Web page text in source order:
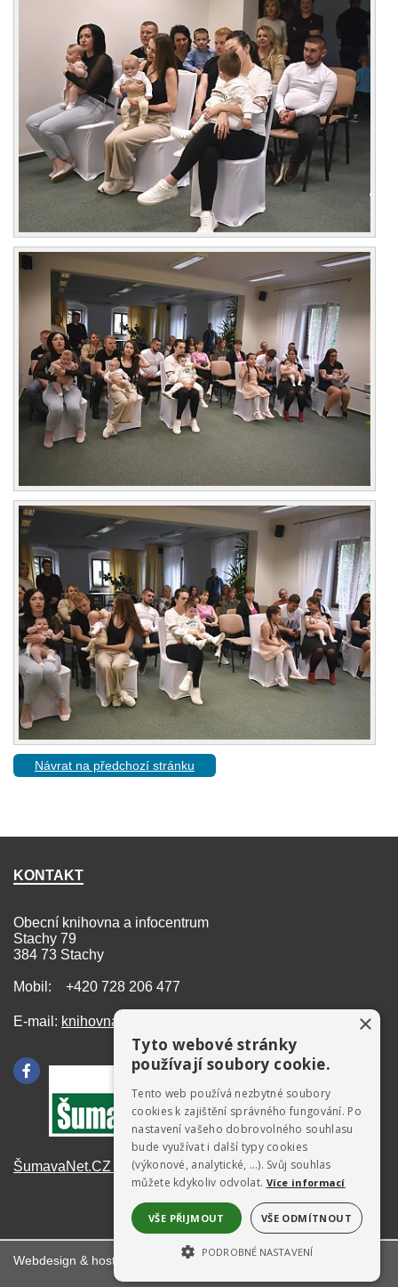
Návrat na předchozí stránku
KONTAKT
Obecní knihovna a infocentrum
Stachy 79
384 73 Stachy
Mobil: +420 728 206 477
E-mail: knihovna@stachy.net
ŠumavaNet.CZ - informace o regionu
Webdesign & hosting: ŠumavaNet.CZ
×
Tyto webové stránky
používají soubory cookie.
Tento web používá nezbytné soubory
cookies k zajištění správného fungování. Po
nastavení vašeho dobrovolného souhlasu
bude využívat i další typy cookies
(výkonové, analytické, …). Svůj souhlas
můžete kdykoliv odvolat. Více informací
VŠE PŘIJMOUT VŠE ODMÍTNOUT
PODROBNÉ NASTAVENÍ
NEZBYTNĚ NUTNÉ SOUBORY